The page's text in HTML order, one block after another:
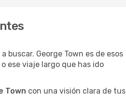
buscar. George Town es de esos
ese viaje largo que has ido
Town con una visión clara de tus